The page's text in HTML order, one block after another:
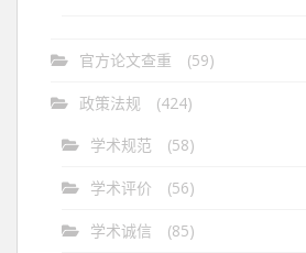
官方论文查重 (59)
政策法规
(424)
学术规范
(58)
学术评价 (56)
学术诚信 (85)